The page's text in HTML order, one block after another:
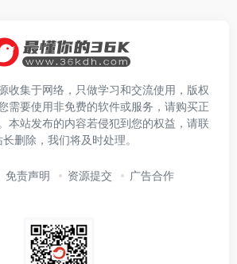
收集于网络，只做学习和交流使用，版权
需要使用非免费的软件或服务，请购买正
本站发布的内容若侵犯到您的权益，请联
长删除，我们将及时处理。
免责声明 资源提交 广告合作